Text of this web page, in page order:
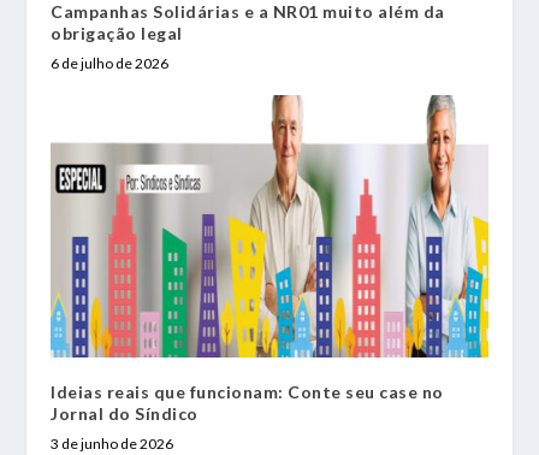
Campanhas Solidárias e a NR01 muito além da
obrigação legal
6 de julho de 2026
Ideias reais que funcionam: Conte seu case no
Jornal do Síndico
3 de junho de 2026